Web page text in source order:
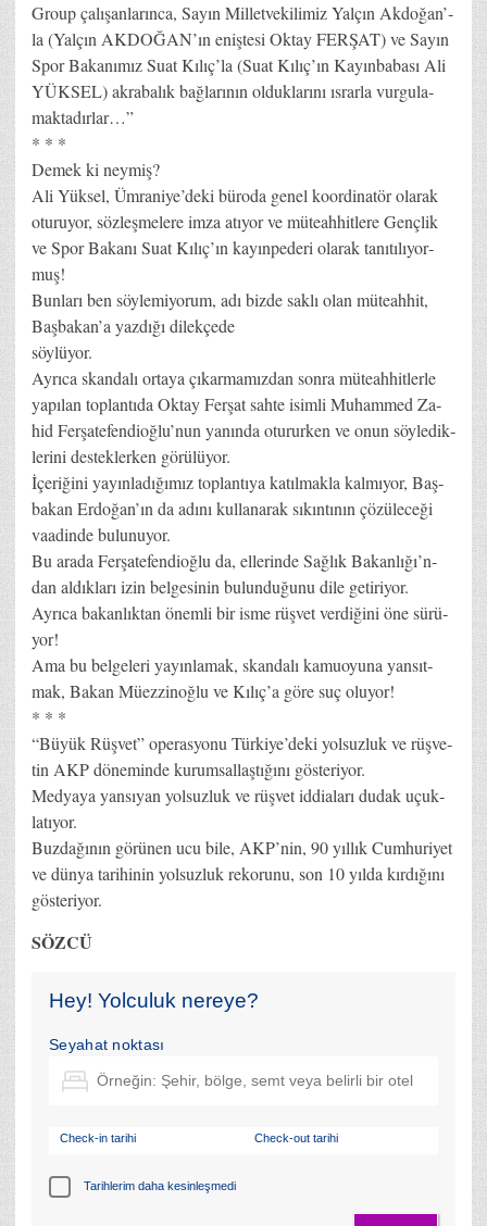
Gro­up ça­lı­şan­la­rın­ca, Sa­yın Mil­let­ve­ki­li­miz Yal­çın Ak­do­ğa­n’­
la (Yal­çın AK­DO­ĞA­N’­ın eniş­te­si Ok­tay FER­ŞAT) ve Sa­yın
Spor Ba­ka­nı­mız Su­at Kı­lı­ç’­la (Su­at Kı­lı­ç’­ın Ka­yın­ba­ba­sı Ali
YÜK­SEL) ak­ra­ba­lık bağ­la­rı­nın ol­duk­la­rı­nı ıs­rar­la vur­gu­la­
mak­ta­dır­lar…”
* * *
De­mek ki ney­miş?
Ali Yük­sel, Üm­ra­ni­ye­’de­ki bü­ro­da ge­nel ko­or­di­na­tör ola­rak
otu­ru­yor, söz­leş­me­le­re im­za atı­yor ve mü­te­ah­hit­le­re Genç­lik
ve Spor Ba­ka­nı Su­at Kı­lı­ç’­ın ka­yın­pe­de­ri ola­rak ta­nı­tı­lı­yor­
muş!
Bun­la­rı ben söy­le­mi­yo­rum, adı biz­de sak­lı olan mü­te­ah­hit,
Baş­ba­ka­n’­a yaz­dı­ğı di­lek­çe­de
söy­lü­yor.
Ay­rı­ca skan­da­lı or­ta­ya çı­kar­ma­mız­dan son­ra mü­te­ah­hit­ler­le
ya­pı­lan top­lan­tı­da Ok­tay Fer­şat sah­te isim­li Mu­ham­med Za­
hid Fer­şa­te­fen­di­oğ­lu­’nun ya­nın­da otu­rur­ken ve onun söy­le­dik­
le­ri­ni des­tek­ler­ken gö­rü­lü­yor.
İçe­ri­ği­ni ya­yın­la­dı­ğı­mız top­lan­tı­ya ka­tıl­mak­la kal­mı­yor, Baş­
ba­kan Er­do­ğa­n’­ın da adı­nı kul­la­na­rak sı­kın­tı­nın çö­zü­le­ce­ği
vaa­din­de bu­lu­nu­yor.
Bu ara­da Fer­şa­te­fen­di­oğ­lu da, el­le­rin­de Sağ­lık Ba­kan­lı­ğı­’n­
dan al­dık­la­rı izin bel­ge­si­nin bu­lun­du­ğu­nu di­le ge­ti­ri­yor.
Ay­rı­ca ba­kan­lık­tan önem­li bir is­me rüş­vet ver­di­ği­ni öne sü­rü­
yor!
Ama bu bel­ge­le­ri ya­yın­la­mak, skan­da­lı ka­mu­oyu­na yan­sıt­
mak, Ba­kan Mü­ez­zi­noğ­lu ve Kı­lı­ç’­a gö­re suç olu­yor!
* * *
“Bü­yük Rüş­ve­t” ope­ras­yo­nu Tür­ki­ye­’de­ki yol­suz­luk ve rüş­ve­
tin AKP dö­ne­min­de ku­rum­sal­laş­tı­ğı­nı gös­te­ri­yor.
Med­ya­ya yan­sı­yan yol­suz­luk ve rüş­vet id­di­ala­rı du­dak uçuk­
la­tı­yor.
Buz­da­ğı­nın gö­rü­nen ucu bi­le, AK­P’­nin, 90 yıl­lık Cum­hu­ri­yet
ve dünya ta­ri­hi­nin yol­suz­luk re­ko­ru­nu, son 10 yıl­da kır­dı­ğı­nı
gös­te­ri­yor.
SÖZCÜ
Hey! Yolculuk nereye?
Seyahat noktası
Check-in tarihi Check-out tarihi
Tarihlerim daha kesinleşmedi